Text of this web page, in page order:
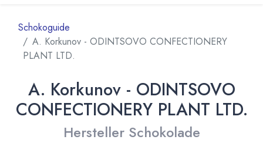
Schokoguide
A. Korkunov - ODINTSOVO CONFECTIONERY
PLANT LTD.
A. Korkunov - ODINTSOVO
CONFECTIONERY PLANT LTD.
Hersteller Schokolade